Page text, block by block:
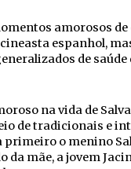
amorosos
espanhol,
de
na vida de
de tradicionais e
o menino
da mãe, a jovem